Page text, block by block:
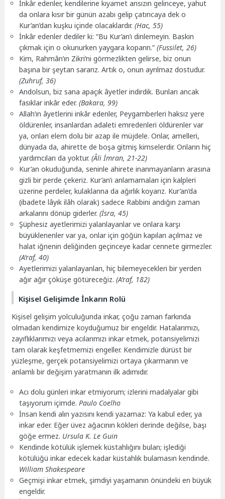
İnkâr edenler, kendilerine kıyamet ansızın gelinceye, yahut
da onlara kısır bir günün azabı gelip çatıncaya dek o
Kur’an’dan kuşku içinde olacaklardır.(Hac, 55)
İnkâr edenler dediler ki: “Bu Kur’an’ı dinlemeyin. Baskın
çıkmak için o okunurken yaygara koparın.”(Fussilet, 26)
Kim, Rahmân’ın Zikri’ni görmezlikten gelirse, biz onun
başına bir şeytan sararız. Artık o, onun ayrılmaz dostudur.
(Zuhruf, 36)
Andolsun, biz sana apaçık âyetler indirdik. Bunları ancak
fasıklar inkâr eder.(Bakara, 99)
Allah’ın âyetlerini inkâr edenler, Peygamberleri haksız yere
öldürenler, insanlardan adaleti emredenleri öldürenler var
ya, onları elem dolu bir azap ile müjdele. Onlar, amelleri,
dünyada da, ahirette de boşa gitmiş kimselerdir. Onların hiç
yardımcıları da yoktur.(Âli İmran, 21-22)
Kur’an okuduğunda, seninle ahirete inanmayanların arasına
gizli bir perde çekeriz. Kur’an’ı anlamamaları için kalpleri
üzerine perdeler, kulaklarına da ağırlık koyarız. Kur’an’da
(ibadete lâyık ilâh olarak) sadece Rabbini andığın zaman
arkalarını dönüp giderler.(İsra, 45)
Şüphesiz ayetlerimizi yalanlayanlar ve onlara karşı
büyüklenenler var ya, onlar için göğün kapıları açılmaz ve
halat iğnenin deliğinden geçinceye kadar cennete girmezler.
(A’raf, 40)
Ayetlerimizi yalanlayanları, hiç bilemeyecekleri bir yerden
ağır ağır çöküşe götüreceğiz.(A’raf, 182)
Kişisel Gelişimde İnkarın Rolü
Kişisel gelişim yolculuğunda inkar, çoğu zaman farkında
olmadan kendimize koyduğumuz bir engeldir. Hatalarımızı,
zayıflıklarımızı veya acılarımızı inkar etmek, potansiyelimizi
tam olarak keşfetmemizi engeller. Kendimizle dürüst bir
yüzleşme, gerçek potansiyelimizi ortaya çıkarmanın ve
anlamlı bir değişim yaratmanın ilk adımıdır.
Acı dolu günleri inkar etmiyorum; izlerini madalyalar gibi
taşıyorum içimde.Paulo Coelho
İnsan kendi alın yazısını kendi yazamaz: Ya kabul eder, ya
inkar eder. Eğer üvez ağacının kökleri derinde değilse, başı
göğe ermez. Ursula K. Le Guin
Kendinde kötülük işlemek küstahlığını bulan; işlediği
kötülüğü inkar edecek kadar küstahlık bulamasın kendinde.
William Shakespeare
Geçmişi inkar etmek, şimdiyi yaşamanın önündeki en büyük
engeldir.